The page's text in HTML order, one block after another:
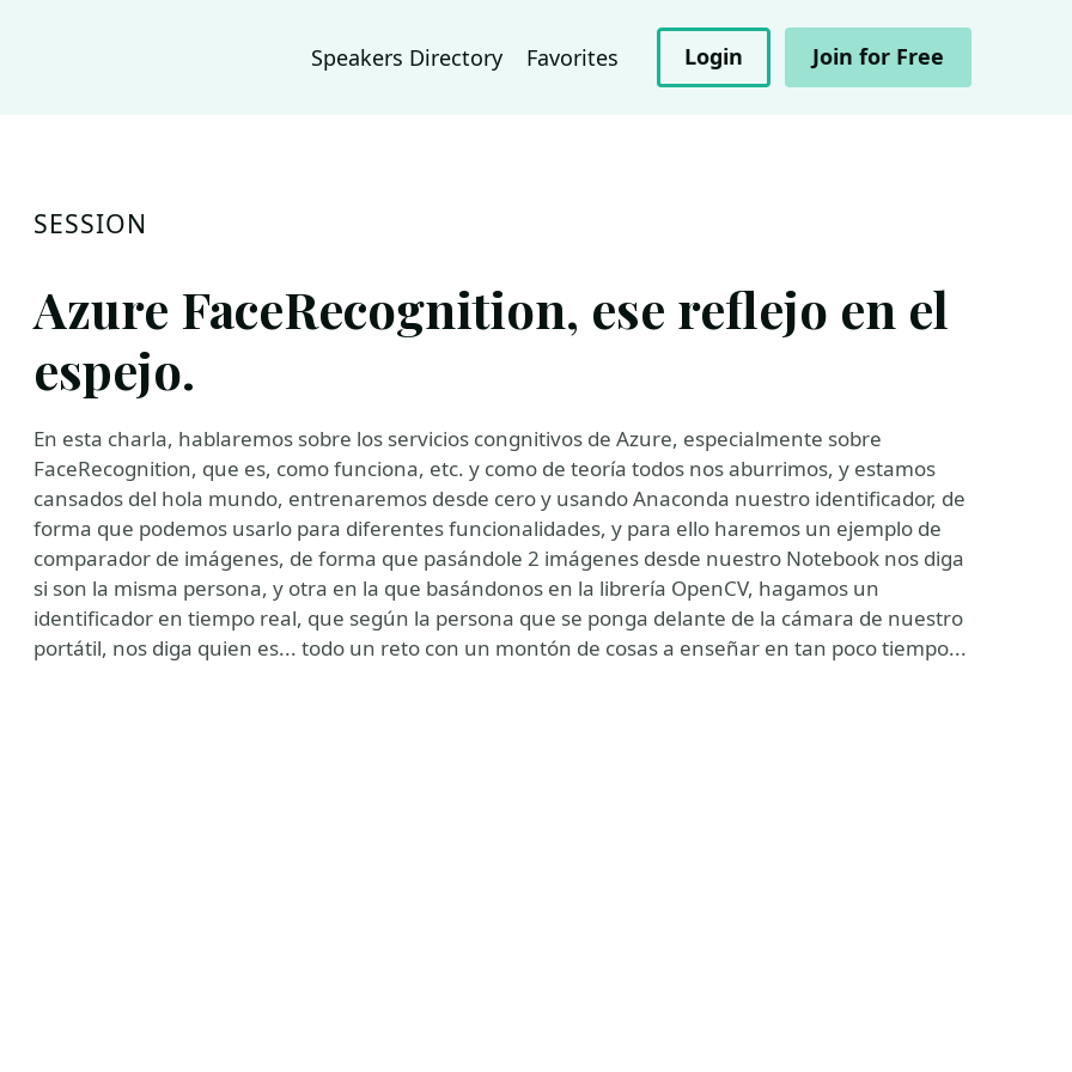
Speakers Directory Favorites Login Join for Free
SESSION
Azure FaceRecognition, ese reflejo en el
espejo.
En esta charla, hablaremos sobre los servicios congnitivos de Azure, especialmente sobre
FaceRecognition, que es, como funciona, etc. y como de teoría todos nos aburrimos, y estamos
cansados del hola mundo, entrenaremos desde cero y usando Anaconda nuestro identificador, de
forma que podemos usarlo para diferentes funcionalidades, y para ello haremos un ejemplo de
comparador de imágenes, de forma que pasándole 2 imágenes desde nuestro Notebook nos diga
si son la misma persona, y otra en la que basándonos en la librería OpenCV, hagamos un
identificador en tiempo real, que según la persona que se ponga delante de la cámara de nuestro
portátil, nos diga quien es... todo un reto con un montón de cosas a enseñar en tan poco tiempo...